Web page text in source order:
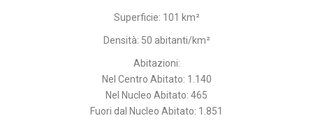
Superficie: 101 km²
Densità: 50 abitanti/km²
Abitazioni:
Nel Centro Abitato: 1.140
Nel Nucleo Abitato: 465
Fuori dal Nucleo Abitato: 1.851